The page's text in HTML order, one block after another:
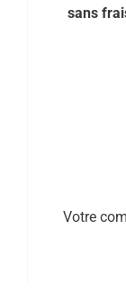
sans
Votre